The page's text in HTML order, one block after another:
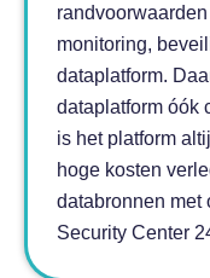
monitoring,
dataplatform.
dataplatform óók
is het platform
hoge kosten
databronnen met
Security Center